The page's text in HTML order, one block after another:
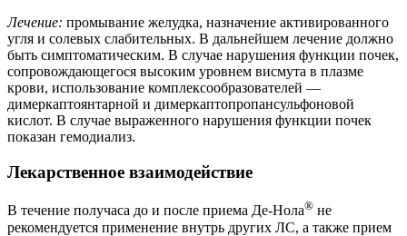
Лечение: промывание желудка, назначение активированного
угля и солевых слабительных. В дальнейшем лечение должно
быть симптоматическим. В случае нарушения функции почек,
сопровождающегося высоким уровнем висмута в плазме
крови, использование комплексообразователей —
димеркаптоянтарной и димеркаптопропансульфоновой
кислот. В случае выраженного нарушения функции почек
показан гемодиализ.
Лекарственное взаимодействие
В течение получаса до и после приема Де-Нола® не
рекомендуется применение внутрь других ЛС, а также прием